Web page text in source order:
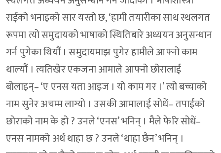
राईको भनाइको सार यस्तो छ, ‘हामी तयारीका साथ स्थलगत
रूपमा त्यो समुदायको भाषाको स्थितिबारे अध्ययन अनुसन्धान
गर्न पुगेका थियौं । समुदायमाझ पुगेर हामीले आफ्नो काम
थाल्यौं । त्यतिखेर एकजना आमाले आफ्नो छोरालाई
बोलाइन्– ‘ए एनस यता आइज । यो काम गर ।’ त्यो बच्चाको
नाम सुनेर अचम्म लाग्यो । उसकी आमालाई सोधें– तपाईंको
छोराको नाम के हो ? उनले ‘एनस’ भनिन् । मैले फेरि सोधें–
एनस नामको अर्थ थाहा छ ? उनले ‘थाहा छैन’ भनिन् ।